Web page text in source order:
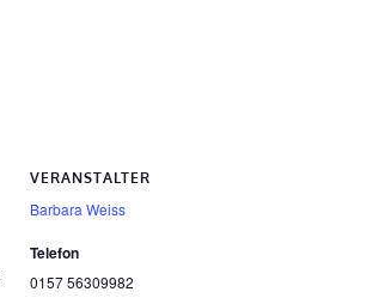
VERANSTALTER
Barbara Weiss
Telefon
0157 56309982